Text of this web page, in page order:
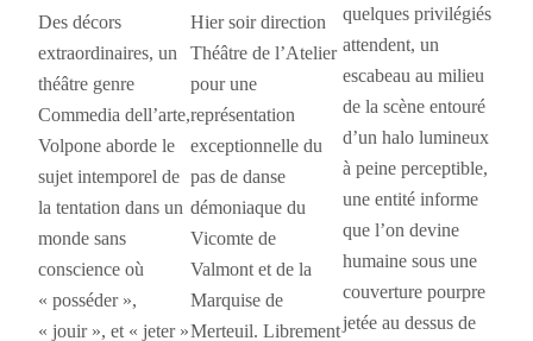
Des décors
extraordinaires, un
théâtre genre
Commedia dell’arte,
Volpone aborde le
sujet intemporel de
la tentation dans un
monde sans
conscience où
« posséder »,
« jouir », et « jeter »
Hier soir direction
Théâtre de l’Atelier
pour une
représentation
exceptionnelle du
pas de danse
démoniaque du
Vicomte de
Valmont et de la
Marquise de
Merteuil. Librement
quelques privilégiés
attendent, un
escabeau au milieu
de la scène entouré
d’un halo lumineux
à peine perceptible,
une entité informe
que l’on devine
humaine sous une
couverture pourpre
jetée au dessus de